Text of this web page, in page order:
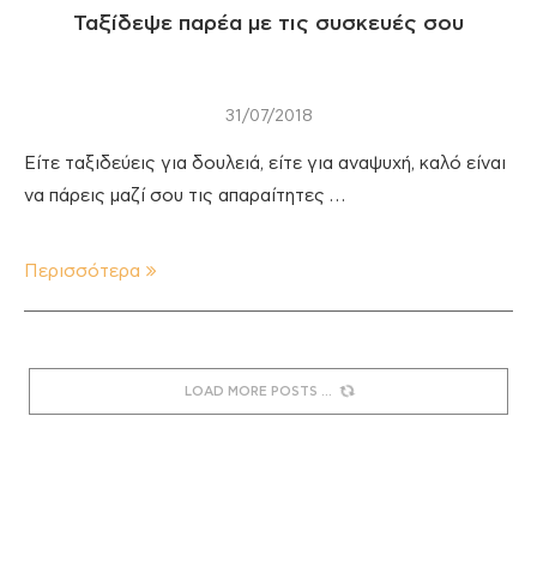
Ταξίδεψε παρέα με τις συσκευές σου
31/07/2018
Είτε ταξιδεύεις για δουλειά, είτε για αναψυχή, καλό είναι
να πάρεις μαζί σου τις απαραίτητες …
Περισσότερα
LOAD MORE POSTS